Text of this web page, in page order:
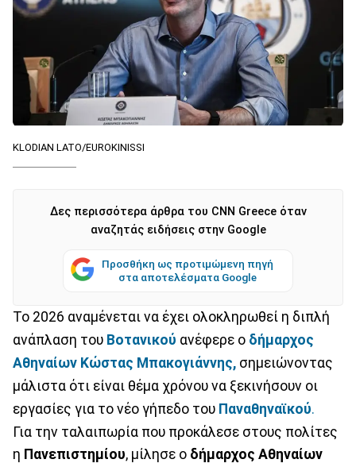
KLODIAN LATO/EUROKINISSI
Δες περισσότερα άρθρα του CNN Greece όταν
αναζητάς ειδήσεις στην Google
Προσθήκη ως προτιμώμενη πηγή
στα αποτελέσματα Google
Το 2026 αναμένεται να έχει ολοκληρωθεί η διπλή
ανάπλαση του Βοτανικού ανέφερε ο δήμαρχος
Αθηναίων Κώστας Μπακογιάννης, σημειώνοντας
μάλιστα ότι είναι θέμα χρόνου να ξεκινήσουν οι
εργασίες για το νέο γήπεδο του Παναθηναϊκού.
Για την ταλαιπωρία που προκάλεσε στους πολίτες
η Πανεπιστημίου, μίλησε ο δήμαρχος Αθηναίων